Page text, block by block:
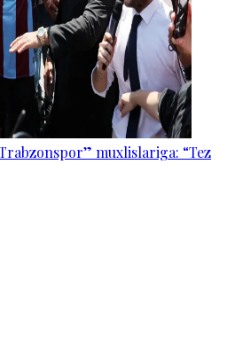
muxlislariga: “Tez